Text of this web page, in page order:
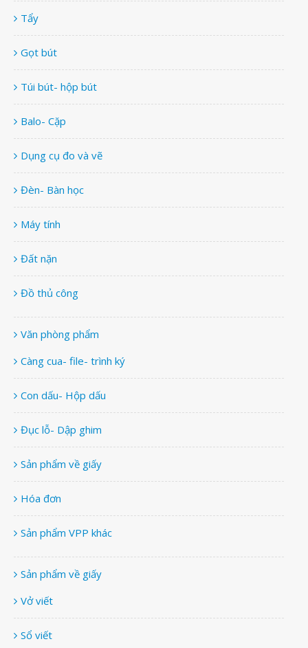
Tẩy
Gọt bút
Túi bút- hộp bút
Balo- Cặp
Dụng cụ đo và vẽ
Đèn- Bàn học
Máy tính
Đất nặn
Đồ thủ công
Văn phòng phẩm
Càng cua- file- trình ký
Con dấu- Hộp dấu
Đục lỗ- Dập ghim
Sản phẩm về giấy
Hóa đơn
Sản phẩm VPP khác
Sản phẩm về giấy
Vở viết
Sổ viết